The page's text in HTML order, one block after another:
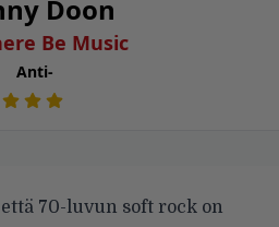
Doon
Be Music
Anti-
70-luvun soft rock on